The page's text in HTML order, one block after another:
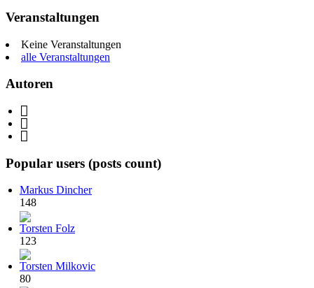
Veranstaltungen
Keine Veranstaltungen
alle Veranstaltungen
Autoren
Popular users (posts count)
Markus Dincher
148
Torsten Folz
123
Torsten Milkovic
80